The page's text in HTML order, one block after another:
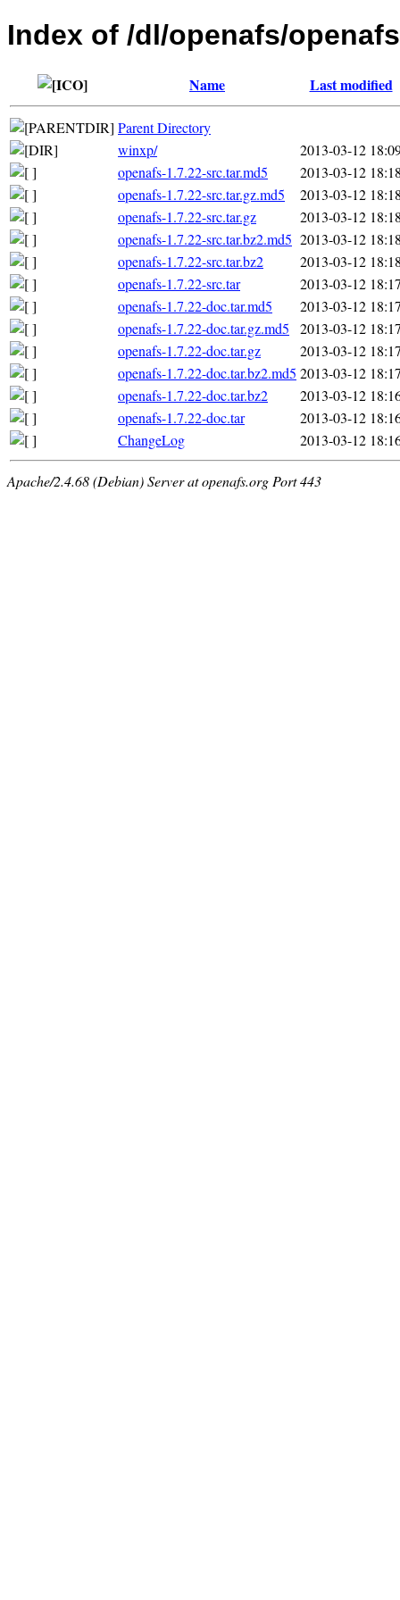
Index of /dl/openafs/
Name Last modified
Parent Directory
winxp/
2013-03-12
openafs-1.7.22-src.tar.md5
2013-03-12
openafs-1.7.22-src.tar.gz.md5
2013-03-12
openafs-1.7.22-src.tar.gz
2013-03-12
openafs-1.7.22-src.tar.bz2.md5 2013-03-12
openafs-1.7.22-src.tar.bz2
2013-03-12
openafs-1.7.22-src.tar
2013-03-12
openafs-1.7.22-doc.tar.md5
2013-03-12
openafs-1.7.22-doc.tar.gz.md5
2013-03-12
openafs-1.7.22-doc.tar.gz
2013-03-12
openafs-1.7.22-doc.tar.bz2.md5 2013-03-12
openafs-1.7.22-doc.tar.bz2
2013-03-12
openafs-1.7.22-doc.tar
2013-03-12
ChangeLog
2013-03-12
Apache/2.4.68 (Debian) Server at openafs.org Port 443